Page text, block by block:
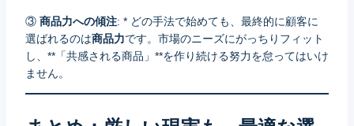
③ 商品力への傾注: * どの手法で始めても、最終的に顧客に
選ばれるのは商品力です。市場のニーズにがっちりフィット
し、**「共感される商品」**を作り続ける努力を怠ってはいけ
ません。